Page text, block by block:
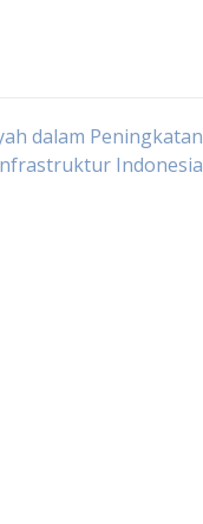
dalam Peningkatan
Indonesia